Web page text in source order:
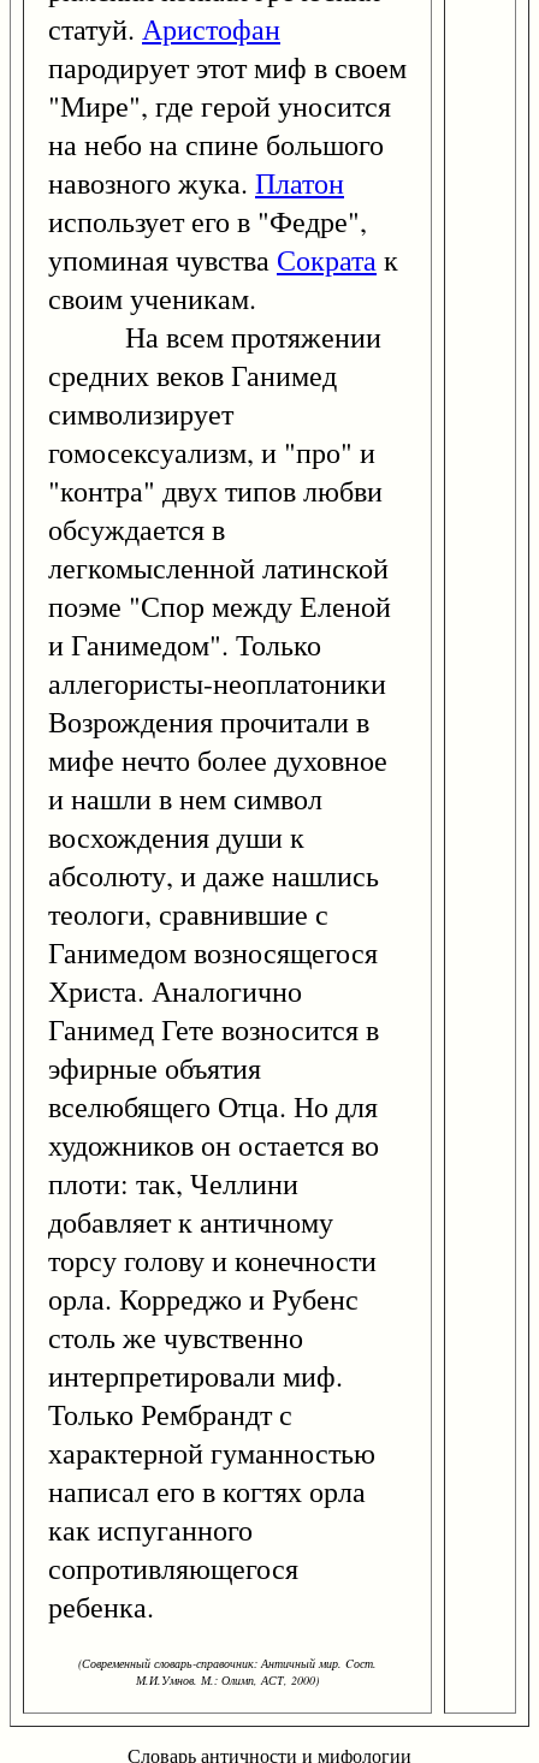
статуй. Аристофан
пародирует этот миф в своем
"Мире", где герой уносится
на небо на спине большого
навозного жука. Платон
использует его в "Федре",
упоминая чувства Сократак
своим ученикам.
На всем протяжении
средних веков Ганимед
символизирует
гомосексуализм, и "про" и
"контра" двух типов любви
обсуждается в
легкомысленной латинской
поэме "Спор между Еленой
и Ганимедом". Только
аллегористы-неоплатоники
Возрождения прочитали в
мифе нечто более духовное
и нашли в нем символ
восхождения души к
абсолюту, и даже нашлись
теологи, сравнившие с
Ганимедом возносящегося
Христа. Аналогично
Ганимед Гете возносится в
эфирные объятия
вселюбящего Отца. Но для
художников он остается во
плоти: так, Челлини
добавляет к античному
торсу голову и конечности
орла. Корреджо и Рубенс
столь же чувственно
интерпретировали миф.
Только Рембрандт с
характерной гуманностью
написал его в когтях орла
как испуганного
сопротивляющегося
ребенка.
(Современный словарь-справочник: Античный мир. Cост.
М.И.Умнов. М.: Олимп, АСТ, 2000)
Словарь античности и мифологии